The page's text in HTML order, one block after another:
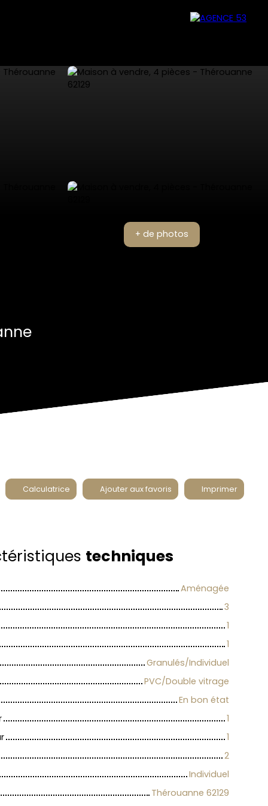
+ de photos
Calculatrice Ajouter aux favoris Imprimer
techniques
Aménagée
3
1
1
Granulés/Individuel
PVC/Double vitrage
En bon état
1
1
2
Individuel
Thérouanne 62129